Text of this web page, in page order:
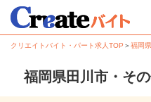
クリエイトバイト・パート求人TOP ＞福岡県
福岡県田川市・そ